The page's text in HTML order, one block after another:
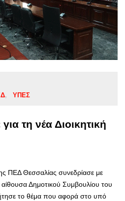
ΥΠΕΣ
τη νέα Διοικητική
ΠΕΔ Θεσσαλίας συνεδρίασε με
Δημοτικού Συμβουλίου του
το θέμα που αφορά στο υπό